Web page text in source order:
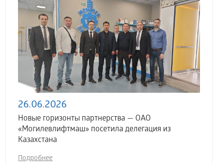
26.06.2026
Новые горизонты партнерства — ОАО
«Могилевлифтмаш» посетила делегация из
Казахстана
Подробнее